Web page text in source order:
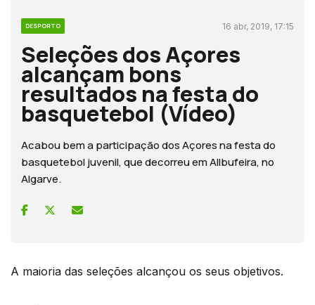
DESPORTO 16 abr, 2019, 17:15
Seleções dos Açores
alcançam bons
resultados na festa do
basquetebol (Vídeo)
Acabou bem a participação dos Açores na festa do
basquetebol juvenil, que decorreu em Allbufeira, no
Algarve.
A maioria das seleções alcançou os seus objetivos.